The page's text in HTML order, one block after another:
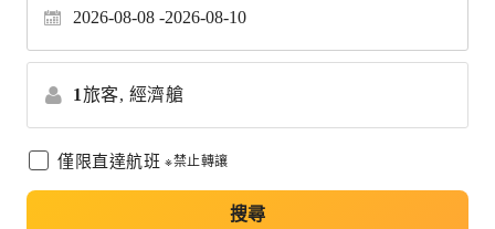
2026-08-08 2026-08-10
1旅客, 經濟艙
僅限直達航班 ※禁止轉讓
搜尋